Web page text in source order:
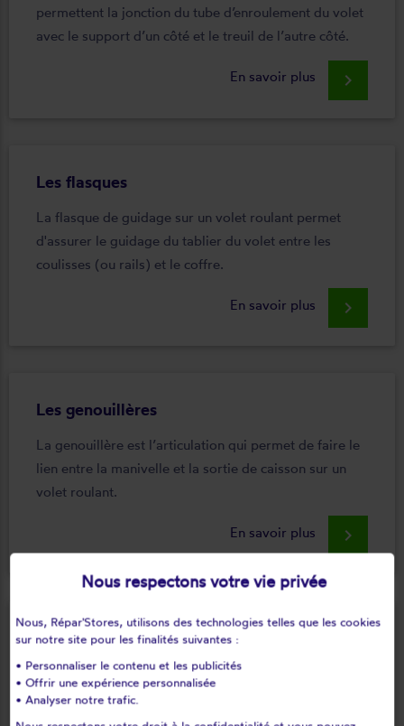
permettent la jonction du tube d’enroulement du volet
avec le support d’un côté et le treuil de l’autre côté.
En savoir plus keyboard_arrow_right
Les flasques
La flasque de guidage sur un volet roulant permet
d'assurer le guidage du tablier du volet entre les
coulisses (ou rails) et le coffre.
En savoir plus keyboard_arrow_right
Les genouillères
La genouillère est l’articulation qui permet de faire le
lien entre la manivelle et la sortie de caisson sur un
volet roulant.
En savoir plus keyboard_arrow_right
Les inverseurs filaires
Les inverseurs ou interrupteurs filaires permettent de
commander la montée et la descente d’un volet
Nous respectons votre vie privée
Nous, Répar'Stores, utilisons des technologies telles que les cookies
sur notre site pour les finalités suivantes :
• Personnaliser le contenu et les publicités
• Offrir une expérience personnalisée
• Analyser notre trafic.